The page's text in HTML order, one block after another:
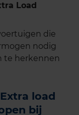
Load
die
nodig
te herkennen
load
bij